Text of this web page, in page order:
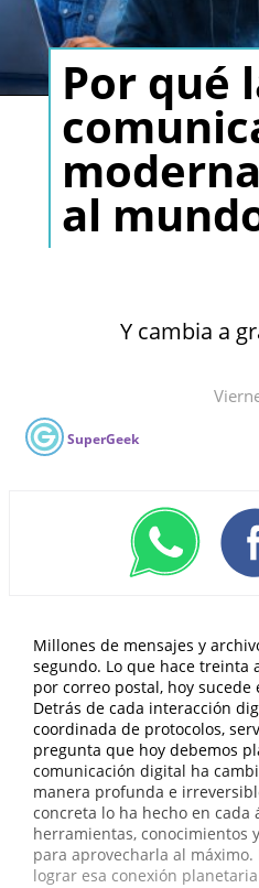
Por qué
al
Y cambia a
SuperGeek
Millones de mensajes y
segundo. Lo que hace treinta
por correo postal, hoy
Detrás de cada interacción
coordinada de protocolos,
pregunta que hoy debemos
comunicación digital ha
manera profunda e
concreta lo ha hecho en
herramientas, conocimientos
para aprovecharla al
lograr esa conexión